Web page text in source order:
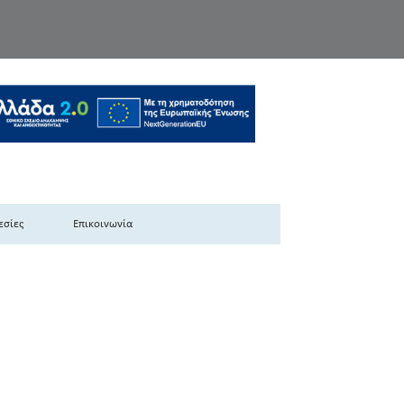
Ελλάδας
Επικοινωνία